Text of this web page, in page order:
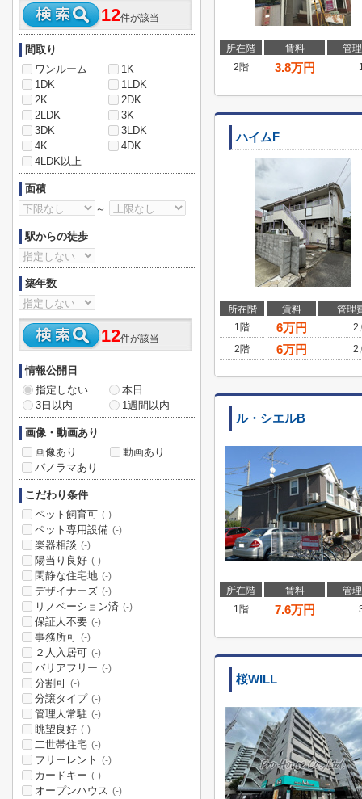
所在階 賃料
管
2階
3.8万円
ハイムF
所在階 賃料
管理
1階
6万円
2階
6万円
ル・シエルB
所在階 賃料
管
1階
7.6万円
桜WILL
12件が該当
間取り
ワンルーム
1K
1DK
1LDK
2K
2DK
2LDK
3K
3DK
3LDK
4K
4DK
4LDK以上
面積
～
駅からの徒歩
築年数
12件が該当
情報公開日
指定しない
本日
3日以内
1週間以内
画像・動画あり
画像あり
動画あり
パノラマあり
こだわり条件
ペット飼育可 (-)
ペット専用設備 (-)
楽器相談 (-)
陽当り良好 (-)
閑静な住宅地 (-)
デザイナーズ (-)
リノベーション済 (-)
保証人不要 (-)
事務所可 (-)
２人入居可 (-)
バリアフリー (-)
分割可 (-)
分譲タイプ (-)
管理人常駐 (-)
眺望良好 (-)
二世帯住宅 (-)
フリーレント (-)
カードキー (-)
オープンハウス (-)